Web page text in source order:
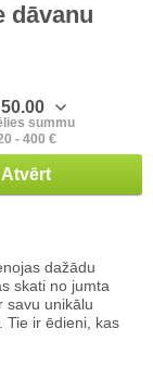
dāvanu
summu
- 400 €
Atvērt
dažādu
skati no jumta
savu unikālu
Tie ir ēdieni, kas